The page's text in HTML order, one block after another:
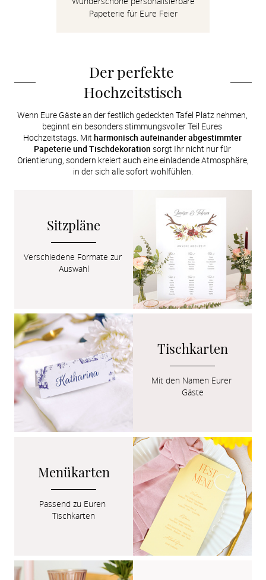
Papeterie für Eure Feier
Der perfekte
Hochzeitstisch
Wenn Eure Gäste an der festlich gedeckten Tafel Platz nehmen,
beginnt ein besonders stimmungsvoller Teil Eures
Hochzeitstags. Mit harmonisch aufeinander abgestimmter
Papeterie und Tischdekoration sorgt Ihr nicht nur für
Orientierung, sondern kreiert auch eine einladende Atmosphäre,
in der sich alle sofort wohlfühlen.
Sitzpläne
Verschiedene Formate zur
Auswahl
Tischkarten
Mit den Namen Eurer
Gäste
Menükarten
Passend zu Euren
Tischkarten